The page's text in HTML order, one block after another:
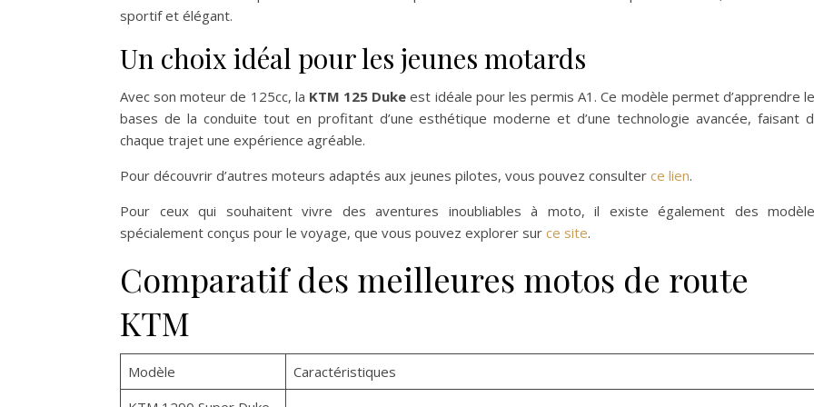
sportif et élégant.
Un choix idéal pour les jeunes motards
Avec son moteur de 125cc, la KTM 125 Duke est idéale pour les permis A1. Ce modèle permet d’apprendre
bases de la conduite tout en profitant d’une esthétique moderne et d’une technologie avancée, faisant
chaque trajet une expérience agréable.
Pour découvrir d’autres moteurs adaptés aux jeunes pilotes, vous pouvez consulter ce lien.
Pour ceux qui souhaitent vivre des aventures inoubliables à moto, il existe également des
spécialement conçus pour le voyage, que vous pouvez explorer sur ce site.
Comparatif des meilleures motos de route
KTM
Modèle
Caractéristiques